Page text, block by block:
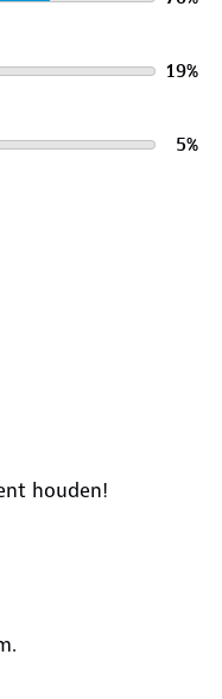
19%
5%
houden!